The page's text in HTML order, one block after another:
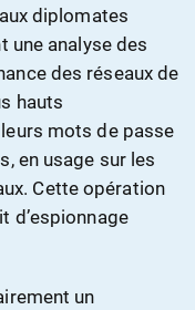
diplomates
une analyse des
des réseaux de
hauts
mots de passe
en usage sur les
Cette opération
d’espionnage
un